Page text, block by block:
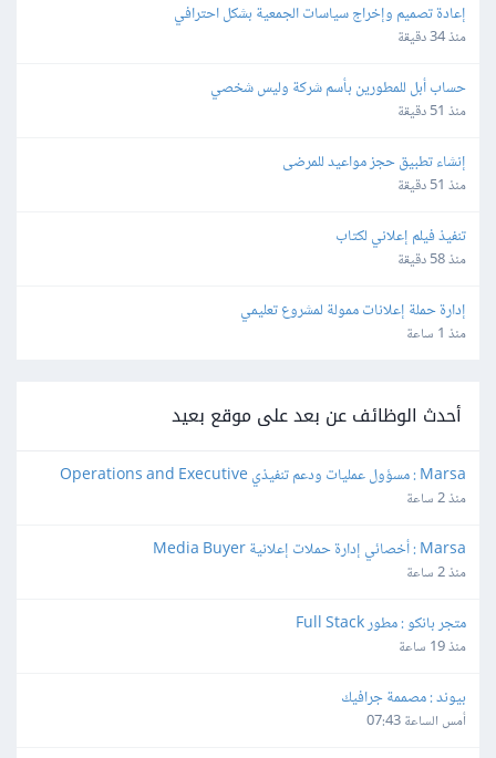
إعادة تصميم وإخراج سياسات الجمعية بشكل احترافي
منذ 34 دقيقة
حساب أبل للمطورين بأسم شركة وليس شخصي
منذ 51 دقيقة
إنشاء تطبيق حجز مواعيد للمرضى
منذ 51 دقيقة
تنفيذ فيلم إعلاني لكتاب
منذ 58 دقيقة
إدارة حملة إعلانات ممولة لمشروع تعليمي
منذ 1 ساعة
أحدث الوظائف عن بعد على موقع بعيد
Support Lead
منذ 2 ساعة
Marsa : أخصائي إدارة حملات إعلانية Media Buyer
منذ 2 ساعة
متجر بانكو : مطور Full Stack
منذ 19 ساعة
بيوند : مصممة جرافيك
أمس الساعة 07:43